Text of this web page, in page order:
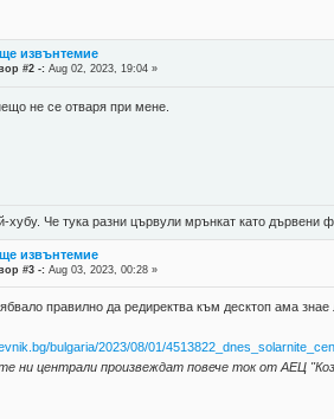
извънтемие
#2 -: Aug 02, 2023, 19:04 »
не се отваря при мене.
хубу. Че тука разни цървули мрънкат като дървени
извънтемие
#3 -: Aug 03, 2023, 00:28 »
правилно да редиректва към десктоп ама знае
bulgaria/2023/08/01/
ни централи произвеждат повече ток от АЕЦ